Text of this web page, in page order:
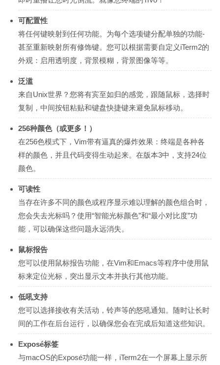
可配置性
将任何键映射到任何功能。为每个选项键分配单独的功能-
甚至重新映射所有修饰键。您可以根据需要自定义iTerm2的
外观：启用透明度，背景模糊，背景图像等等。
泛滥
来自Unix世界？您将有宾至如归的感觉，跟随鼠标，选择时
复制，中间按钮粘贴和键盘快捷键来避免鼠标移动。
256种颜色（或更多！）
在256色模式下，Vim带有逼真的爆炸效果：终端是各种各
样的颜色，并且代码变得生动起来。在版本3中，支持24位
颜色。
可读性
当存在许多不同的颜色或程序显示难以理解的颜色组合时，
您会失去光标吗？使用“智能光标颜色”和“最小对比度”功
能，可以确保这些问题永远消失。
鼠标报告
您可以使用鼠标报告功能，在Vim和Emacs等程序中使用鼠
标来定位光标，突出显示文本并执行其他功能。
低吼支持
您可以选择接收有关活动，铃声等的怒吼通知。随时让长时
间的工作在后台运行，以确保您会在完成后知道这些知识。
Exposé标签
与macOS的Exposé功能一样，iTerm2在一个屏幕上显示所